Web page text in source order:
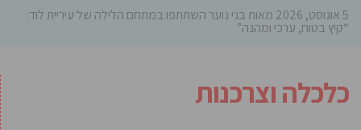
5 אוגוסט, 2026
מאות בני נוער השתתפו במתחם הלילה של עיריית לוד:
“קיץ בטוח, ערכי ומהנה”
כלכלה וצרכנות